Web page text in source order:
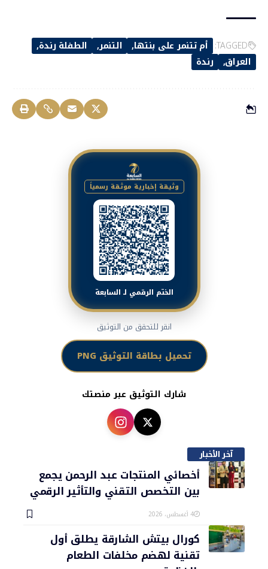
TAGGED: أم تتنمر على بنتها التنمر
الطفلة رندة
العراق
رندة
وثيقة إخبارية موثقة رسمياً
الختم الرقمي لـ السابعة
انقر للتحقق من التوثيق
تحميل بطاقة التوثيق PNG
شارك التوثيق عبر منصتك
آخر الأخبار
أخصائي المنتجات عبد الرحمن يجمع
بين التخصص التقني والتأثير الرقمي
4 أغسطس، 2026
كورال بيتش الشارقة يطلق أول
تقنية لهضم مخلفات الطعام